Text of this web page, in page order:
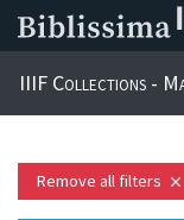
IIIF Collections -
Remove all filters close